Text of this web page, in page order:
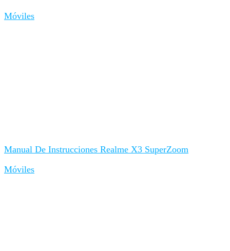
Móviles
Manual De Instrucciones Realme X3 SuperZoom
Móviles